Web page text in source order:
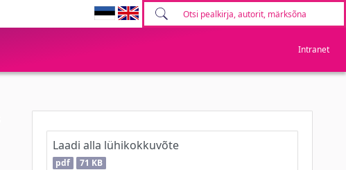
Intranet
Laadi alla lühikokkuvõte
pdf 71 KB